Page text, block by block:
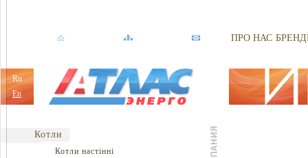
Ru
En
ПРО НАС
Котли
Котли настінні